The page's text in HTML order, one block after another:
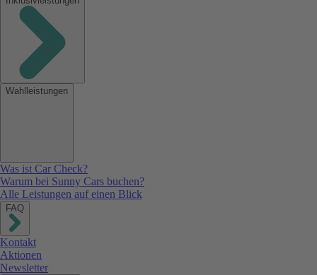
Wahlleistungen
Was ist Car Check?
Warum bei Sunny Cars buchen?
Alle Leistungen auf einen Blick
FAQ
Kontakt
Aktionen
Newsletter